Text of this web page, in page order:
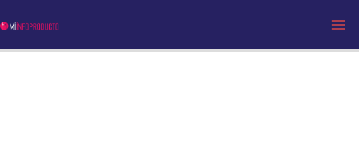
al
contenido